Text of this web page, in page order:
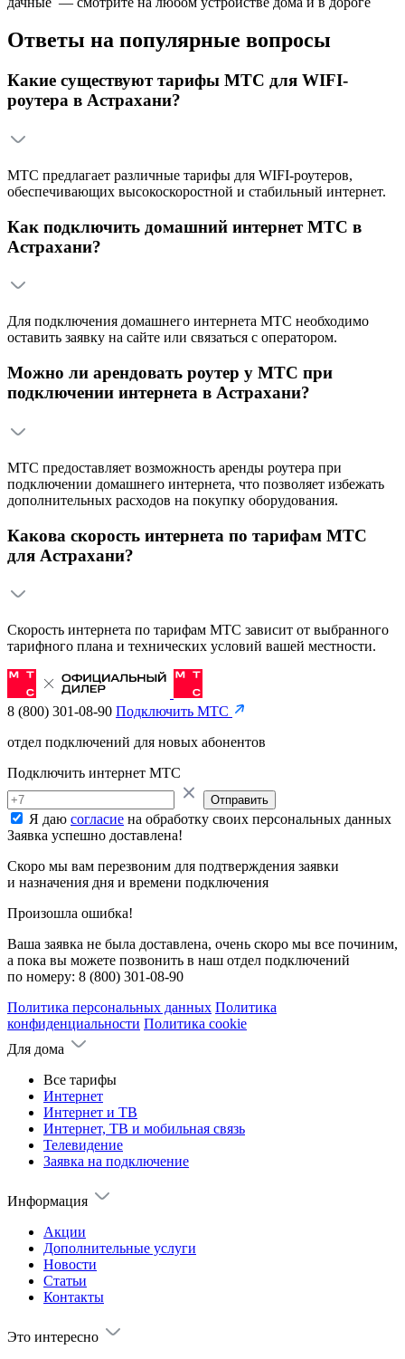
Ответы на популярные вопросы
Какие существуют тарифы МТС для WIFI-
роутера в Астрахани?
МТС предлагает различные тарифы для WIFI-роутеров,
обеспечивающих высокоскоростной и стабильный интернет.
Как подключить домашний интернет МТС в
Астрахани?
Для подключения домашнего интернета МТС необходимо
оставить заявку на сайте или связаться с оператором.
Можно ли арендовать роутер у МТС при
подключении интернета в Астрахани?
МТС предоставляет возможность аренды роутера при
подключении домашнего интернета, что позволяет избежать
дополнительных расходов на покупку оборудования.
Какова скорость интернета по тарифам МТС
для Астрахани?
Скорость интернета по тарифам МТС зависит от выбранного
тарифного плана и технических условий вашей местности.
8 (800) 301-08-90 Подключить МТС
отдел подключений для новых абонентов
Подключить интернет МТС
Отправить
Я даю согласие на обработку своих персональных данных
Заявка успешно доставлена!
Скоро мы вам перезвоним для подтверждения заявки
и назначения дня и времени подключения
Произошла ошибка!
Ваша заявка не была доставлена, очень скоро мы все починим,
а пока вы можете позвонить в наш отдел подключений
по номеру: 8 (800) 301-08-90
Политика персональных данных Политика
конфиденциальности Политика cookie
Для дома
Все тарифы
Интернет
Интернет и ТВ
Интернет, ТВ и мобильная связь
Телевидение
Заявка на подключение
Информация
Акции
Дополнительные услуги
Новости
Статьи
Контакты
Это интересно